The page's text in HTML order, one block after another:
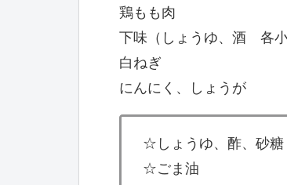
鶏もも肉
下味（しょうゆ、酒 各小
白ねぎ
にんにく、しょう
☆しょうゆ、酢、
☆ごま油